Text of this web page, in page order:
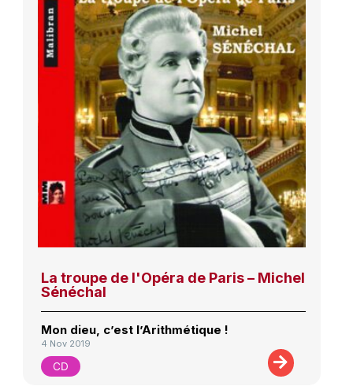
La troupe de l'Opéra de Paris – Michel
Sénéchal
Mon dieu, c’est l’Arithmétique !
4 Nov 2019
CD